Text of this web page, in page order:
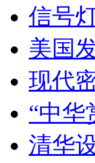
信号
美国
现代
“中华
清华